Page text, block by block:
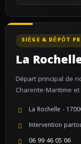
SIÈGE & DÉPÔT
La
Départ principal de
Charente-Maritime
La Rochelle ·
Intervention
06 99 46 05 06